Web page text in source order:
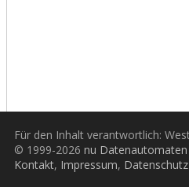
Für den Inhalt verantwortlich:
© 1999-2026 nu
Kontakt, Impressum, Datenschutz